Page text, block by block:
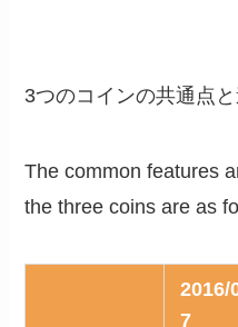
3つのコインの共通点
The common features
the three coins are as
2016/
7